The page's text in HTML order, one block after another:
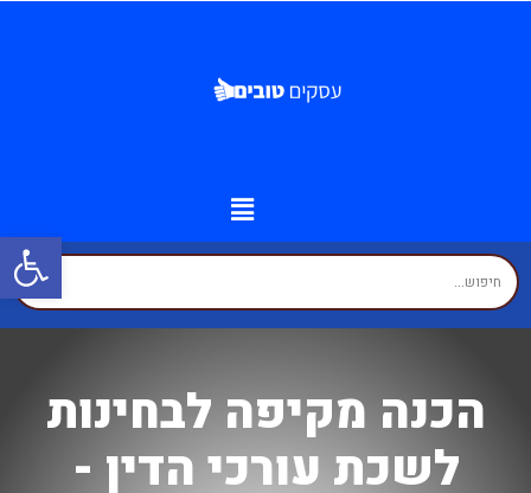
הכנה מקיפה לבחינות
לשכת עורכי הדין -